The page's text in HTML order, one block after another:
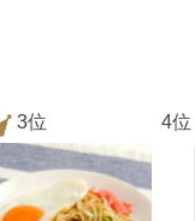
3位 4位